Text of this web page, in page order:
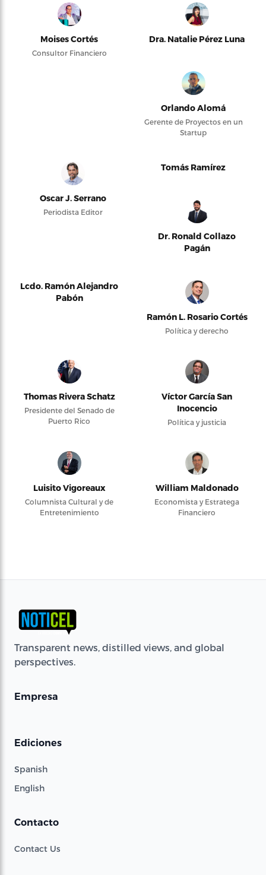
Moises Cortés
Consultor Financiero
Dra. Natalie Pérez Luna
Orlando Alomá
Gerente de Proyectos en un
Startup
Oscar J. Serrano
Periodista Editor
Tomás Ramírez
Dr. Ronald Collazo
Pagán
Lcdo. Ramón Alejandro
Pabón
Ramón L. Rosario Cortés
Política y derecho
Thomas Rivera Schatz
Presidente del Senado de
Puerto Rico
Víctor García San
Inocencio
Política y justicia
Luisito Vigoreaux
Columnista Cultural y de
Entretenimiento
William Maldonado
Economista y Estratega
Financiero
Transparent news, distilled views, and global
perspectives.
Empresa
Ediciones
Spanish
English
Contacto
Contact Us